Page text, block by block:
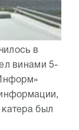
в
винами 5-
был